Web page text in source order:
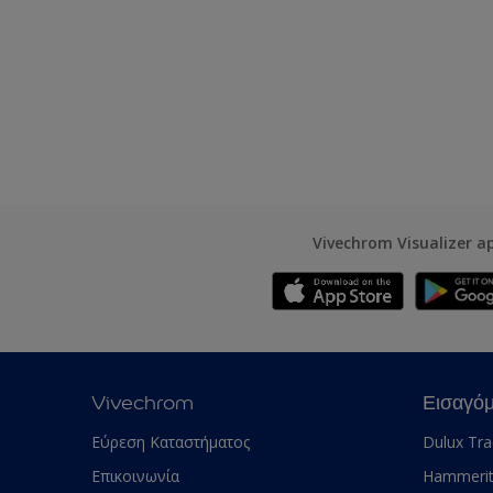
Vivechrom Visualizer
Vivechrom
Εύρεση Καταστήματος
Επικοινωνία
Dulux